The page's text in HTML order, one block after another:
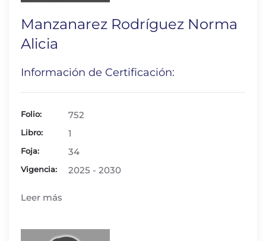
Manzanarez Rodríguez Norma
Alicia
Información de Certificación:
Folio: 752
Libro: 1
Foja: 34
Vigencia: 2025 - 2030
Leer más